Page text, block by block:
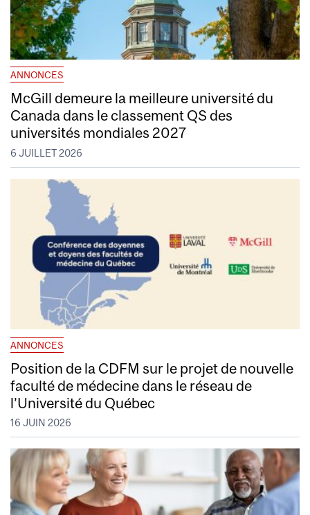
ANNONCES
McGill demeure la meilleure université du
Canada dans le classement QS des
universités mondiales 2027
6 JUILLET 2026
ANNONCES
Position de la CDFM sur le projet de nouvelle
faculté de médecine dans le réseau de
l’Université du Québec
16 JUIN 2026